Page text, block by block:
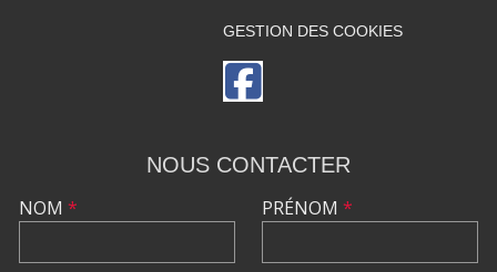
GESTION DES COOKIES
NOUS CONTACTER
NOM * PRÉNOM *